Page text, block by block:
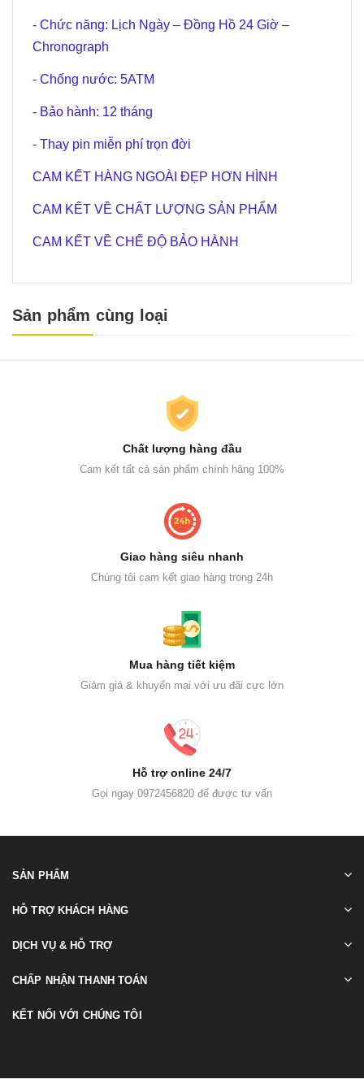
- Chức năng: Lịch Ngày – Đồng Hồ 24 Giờ –
Chronograph
- Chống nước: 5ATM
- Bảo hành: 12 tháng
- Thay pin miễn phí trọn đời
CAM KẾT HÀNG NGOÀI ĐẸP HƠN HÌNH
CAM KẾT VỀ CHẤT LƯỢNG SẢN PHẨM
CAM KẾT VỀ CHẾ ĐỘ BẢO HÀNH
Sản phẩm cùng loại
Chất lượng hàng đầu
Cam kết tất cả sản phẩm chính hãng 100%
Giao hàng siêu nhanh
Chúng tôi cam kết giao hàng trong 24h
Mua hàng tiết kiệm
Giảm giá & khuyến mại với ưu đãi cực lớn
Hỗ trợ online 24/7
Gọi ngay 0972456820 để được tư vấn
SẢN PHẨM
HỖ TRỢ KHÁCH HÀNG
DỊCH VỤ & HỖ TRỢ
CHẤP NHẬN THANH TOÁN
KẾT NỐI VỚI CHÚNG TÔI